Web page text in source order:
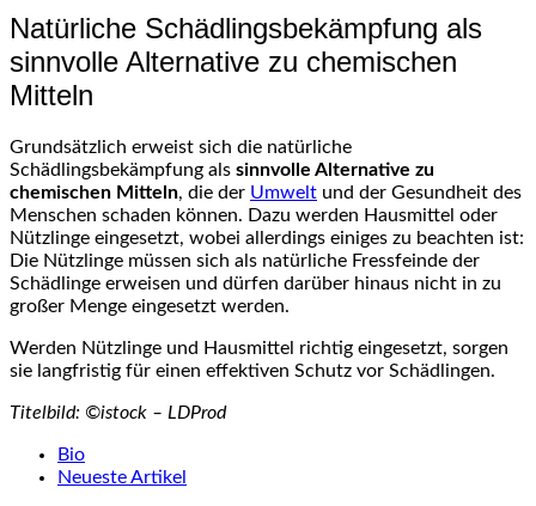
Natürliche Schädlingsbekämpfung als
sinnvolle Alternative zu chemischen
Mitteln
Grundsätzlich erweist sich die natürliche
Schädlingsbekämpfung als sinnvolle Alternative zu
chemischen Mitteln, die der Umwelt und der Gesundheit des
Menschen schaden können. Dazu werden Hausmittel oder
Nützlinge eingesetzt, wobei allerdings einiges zu beachten ist:
Die Nützlinge müssen sich als natürliche Fressfeinde der
Schädlinge erweisen und dürfen darüber hinaus nicht in zu
großer Menge eingesetzt werden.
Werden Nützlinge und Hausmittel richtig eingesetzt, sorgen
sie langfristig für einen effektiven Schutz vor Schädlingen.
Titelbild: ©istock – LDProd
following
Bio
Neueste Artikel